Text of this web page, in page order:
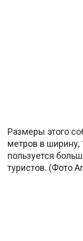
Размеры этого
метров в ширину,
пользуется
туристов. (Фото